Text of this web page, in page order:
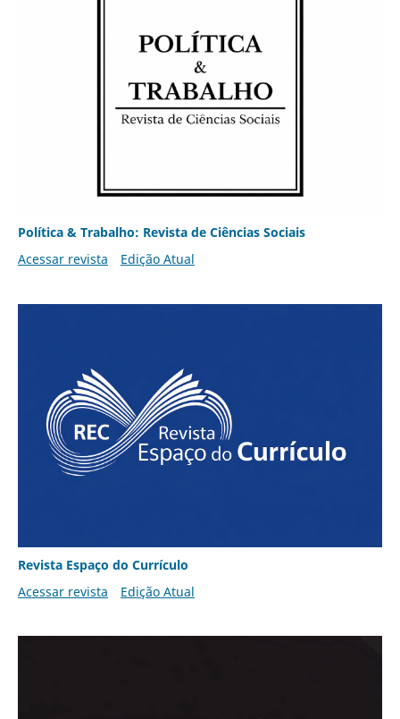
Política & Trabalho: Revista de Ciências Sociais
Acessar revista
Edição Atual
Revista Espaço do Currículo
Acessar revista
Edição Atual